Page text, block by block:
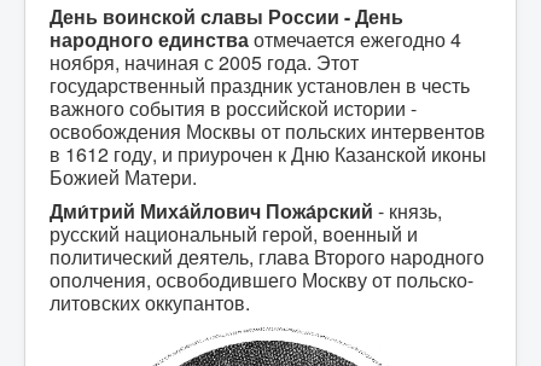
День воинской славы России - День
народного единстваотмечается ежегодно 4
ноября, начиная с 2005 года. Этот
государственный праздник установлен в честь
важного события в российской истории -
освобождения Москвы от польских интервентов
в 1612 году, и приурочен к Дню Казанской иконы
Божией Матери.
Дми́трий Миха́йлович Пожа́рский - князь,
русский национальный герой, военный и
политический деятель, глава Второго народного
ополчения, освободившего Москву от польско-
литовских оккупантов.